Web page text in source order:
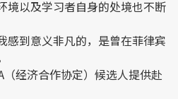
境以及学习者自身的处境也不断
感到意义非凡的，是曾在菲律宾
（经济合作协定）候选人提供赴